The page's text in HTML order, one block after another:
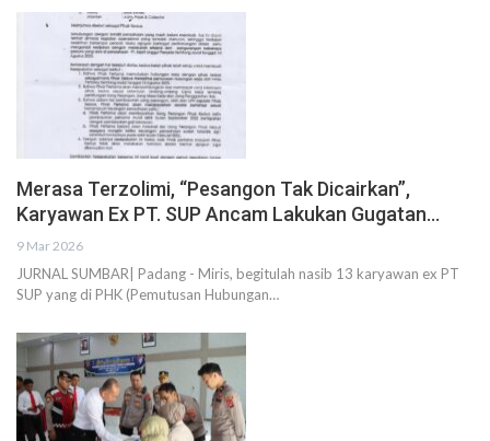
Merasa Terzolimi, “Pesangon Tak Dicairkan”,
Karyawan Ex PT. SUP Ancam Lakukan Gugatan…
9 Mar 2026
JURNAL SUMBAR| Padang - Miris, begitulah nasib 13 karyawan ex PT
SUP yang di PHK (Pemutusan Hubungan…